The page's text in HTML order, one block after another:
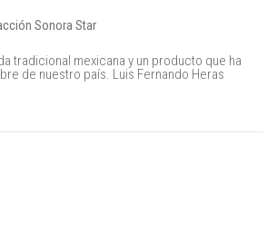
Sonora Star
tradicional mexicana y un producto que ha
de nuestro país. Luis Fernando Heras